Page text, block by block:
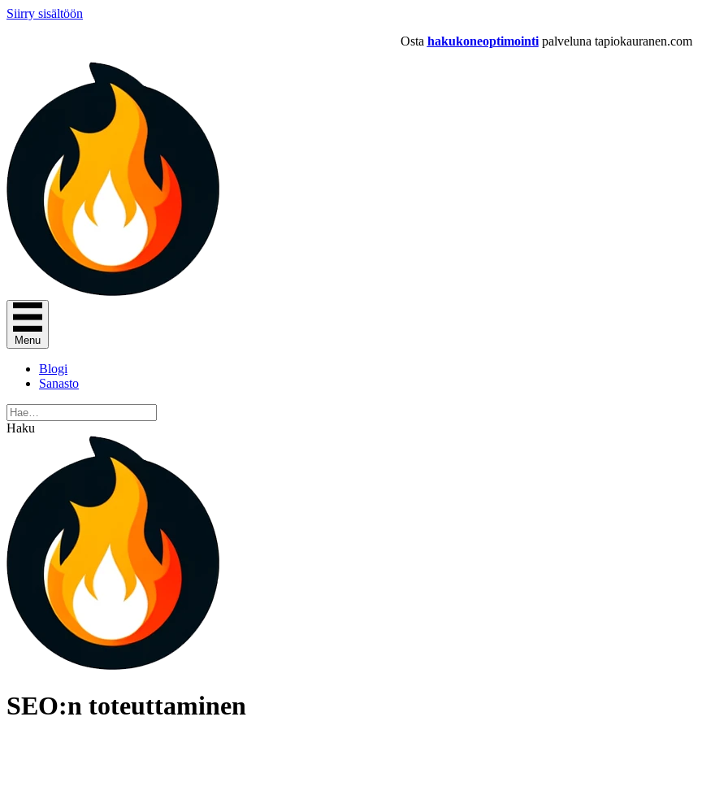
Siirry sisältöön
Osta hakukoneoptimointi palveluna tapiokauranen.com
Menu
Blogi
Sanasto
Haku
SEO:n toteuttaminen